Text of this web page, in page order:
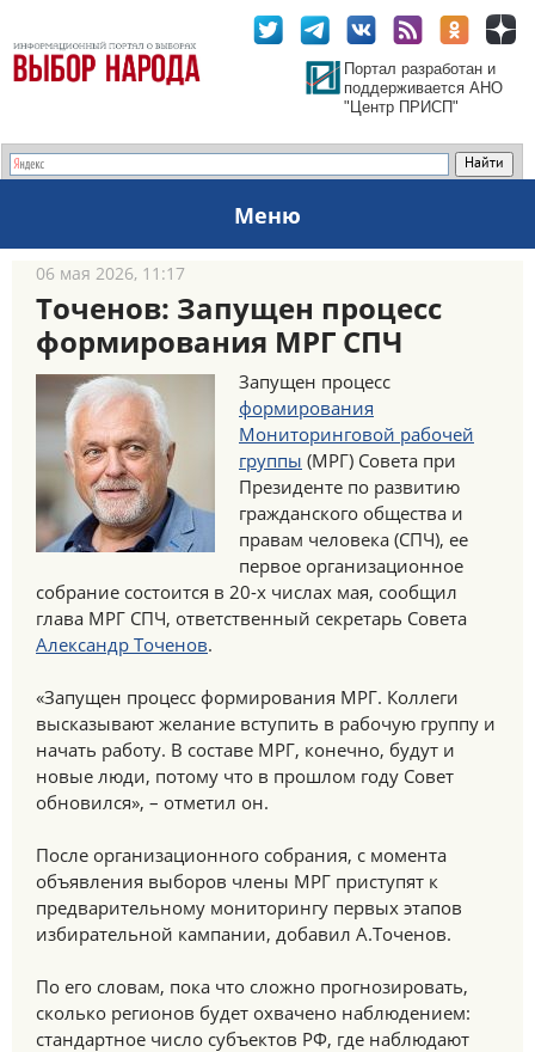
Портал разработан и
поддерживается АНО
"Центр ПРИСП"
Меню
06 мая 2026, 11:17
Точенов: Запущен процесс
формирования МРГ СПЧ
Запущен процесс
формирования
Мониторинговой рабочей
группы (МРГ) Совета при
Президенте по развитию
гражданского общества и
правам человека (СПЧ), ее
первое организационное
собрание состоится в 20-х числах мая, сообщил
глава МРГ СПЧ, ответственный секретарь Совета
Александр Точенов.
«Запущен процесс формирования МРГ. Коллеги
высказывают желание вступить в рабочую группу и
начать работу. В составе МРГ, конечно, будут и
новые люди, потому что в прошлом году Совет
обновился», – отметил он.
После организационного собрания, с момента
объявления выборов члены МРГ приступят к
предварительному мониторингу первых этапов
избирательной кампании, добавил А.Точенов.
По его словам, пока что сложно прогнозировать,
сколько регионов будет охвачено наблюдением:
стандартное число субъектов РФ, где наблюдают